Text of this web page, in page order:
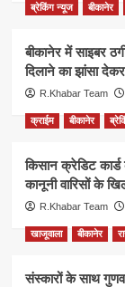
ब्रेकिंग न्यूज बीकानेर
बीकानेर में साइबर
दिलाने का झांसा
R.Khabar Team
क्राईम बीकानेर
किसान क्रेडिट
कानूनी वारिसों के
R.Khabar Team
खाजूवाला बीकानेर
संस्कारों के साथ